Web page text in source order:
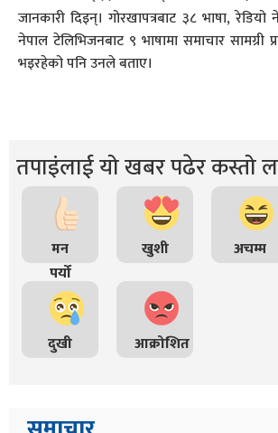
जानकारी दिइन्। गोरखापत्रबाट ३८ भाषा,
नेपाल टेलिभिजनबाट ९ भाषामा समाचार सामग्री
भइरहेको पनि उनले बताए।
तपाइंलाई यो खबर पढेर कस्तो
मन
पर्यो
खुशी अचम्म
दुखी आक्रोशित